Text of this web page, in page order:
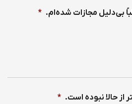
*
*